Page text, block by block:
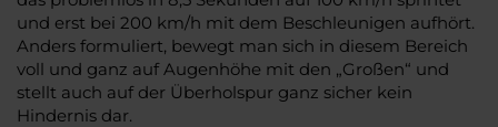
und erst bei 200 km/h mit dem Beschleunigen aufhört.
Anders formuliert, bewegt man sich in diesem Bereich
voll und ganz auf Augenhöhe mit den „Großen“ und
stellt auch auf der Überholspur ganz sicher kein
Hindernis dar.